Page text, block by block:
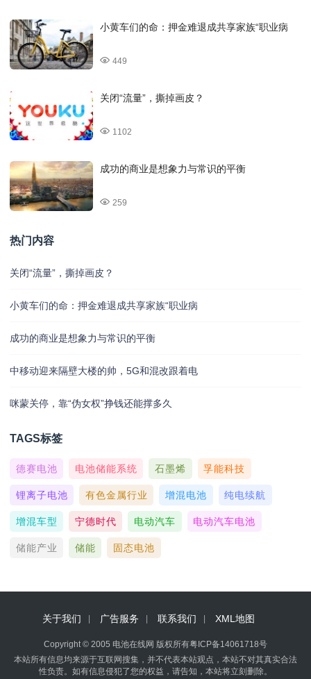
小黄车们的命：押金难退成共享家族“职业病
449
关闭“流量”，撕掉画皮？
1102
成功的商业是想象力与常识的平衡
259
热门内容
关闭“流量”，撕掉画皮？
小黄车们的命：押金难退成共享家族“职业病
成功的商业是想象力与常识的平衡
中移动迎来隔壁大楼的帅，5G和混改跟着电
咪蒙关停，靠“伪女权”挣钱还能撑多久
TAGS标签
德赛电池 电池储能系统 石墨烯 孚能科技
锂离子电池 有色金属行业 增混电池 纯电续航
增混车型 宁德时代 电动汽车 电动汽车电池
储能产业 储能 固态电池
关于我们 广告服务 联系我们 XML地图
Copyright © 2005 电池在线网 版权所有粤ICP备14061718号
本站所有信息均来源于互联网搜集，并不代表本站观点，本站不对其真实合法
性负责。如有信息侵犯了您的权益，请告知，本站将立刻删除。